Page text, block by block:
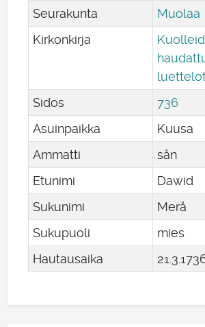
Seurakunta
Muolaa
Kirkonkirja
Sidos
736
Asuinpaikka
Kuusa
Ammatti
sån
Etunimi
Dawid
Sukunimi
Merå
Sukupuoli
mies
Hautausaika
21 3